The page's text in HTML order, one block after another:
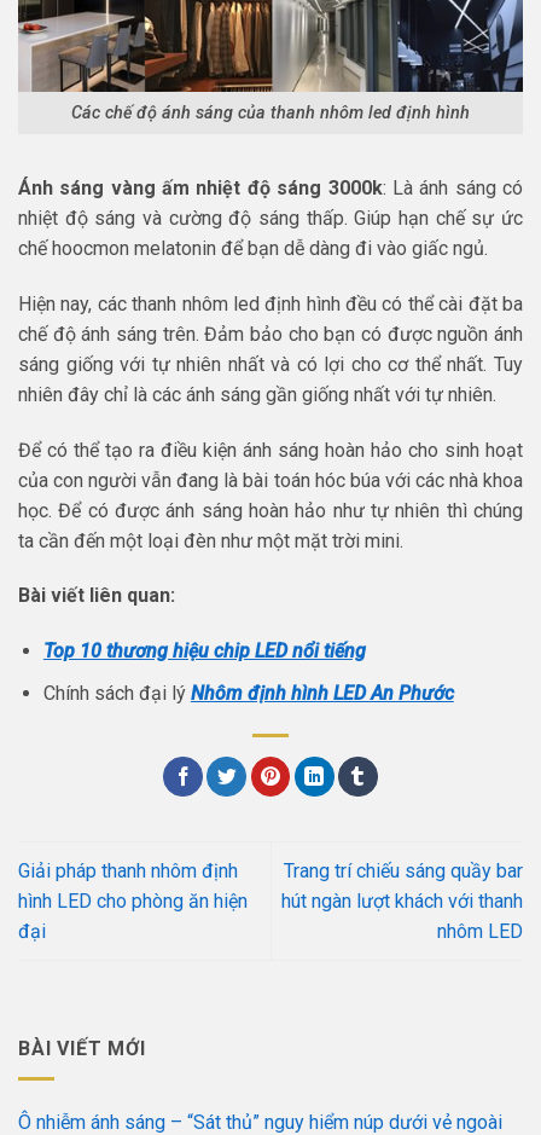
Các chế độ ánh sáng của thanh nhôm led định hình
Ánh sáng vàng ấm nhiệt độ sáng 3000k: Là ánh sáng có
nhiệt độ sáng và cường độ sáng thấp. Giúp hạn chế sự ức
chế hoocmon melatonin để bạn dễ dàng đi vào giấc ngủ.
Hiện nay, các thanh nhôm led định hình đều có thể cài đặt ba
chế độ ánh sáng trên. Đảm bảo cho bạn có được nguồn ánh
sáng giống với tự nhiên nhất và có lợi cho cơ thể nhất. Tuy
nhiên đây chỉ là các ánh sáng gần giống nhất với tự nhiên.
Để có thể tạo ra điều kiện ánh sáng hoàn hảo cho sinh hoạt
của con người vẫn đang là bài toán hóc búa với các nhà khoa
học. Để có được ánh sáng hoàn hảo như tự nhiên thì chúng
ta cần đến một loại đèn như một mặt trời mini.
Bài viết liên quan:
Top 10 thương hiệu chip LED nổi tiếng
Chính sách đại lý Nhôm định hình LED An Phước
Giải pháp thanh nhôm định
hình LED cho phòng ăn hiện
đại
Trang trí chiếu sáng quầy bar
hút ngàn lượt khách với thanh
nhôm LED
BÀI VIẾT MỚI
Ô nhiễm ánh sáng – “Sát thủ” nguy hiểm núp dưới vẻ ngoài